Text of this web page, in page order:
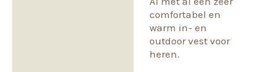
comfortabel en
warm in- en
outdoor vest voor
heren.